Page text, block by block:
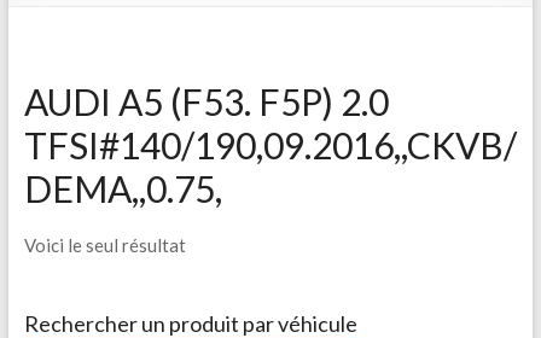
AUDI A5 (F53. F5P) 2.0
TFSI#140/190,09.2016,,CKVB/
DEMA,,0.75,
Voici le seul résultat
Rechercher un produit par véhicule